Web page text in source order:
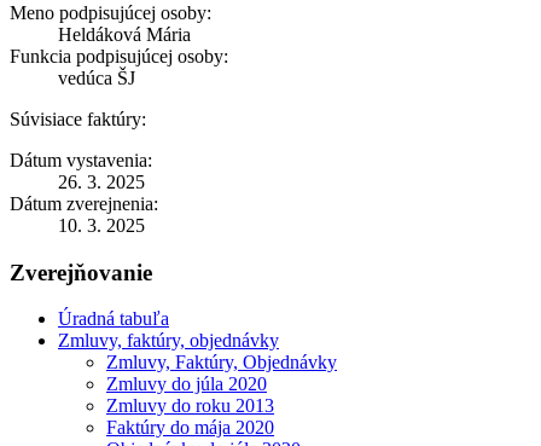
Meno podpisujúcej osoby:
Heldáková Mária
Funkcia podpisujúcej osoby:
vedúca ŠJ
Súvisiace faktúry:
Dátum vystavenia:
26. 3. 2025
Dátum zverejnenia:
10. 3. 2025
Zverejňovanie
Úradná tabuľa
Zmluvy, faktúry, objednávky
Zmluvy, Faktúry, Objednávky
Zmluvy do júla 2020
Zmluvy do roku 2013
Faktúry do mája 2020